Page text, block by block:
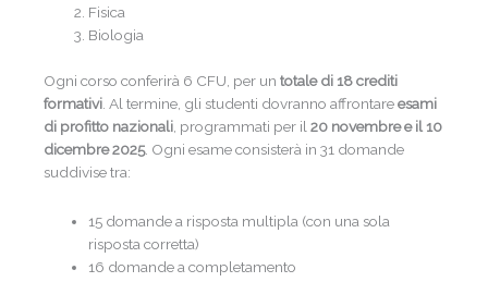
Fisica
Biologia
Ogni corso conferirà 6 CFU, per un totale di 18 crediti
formativi . Al termine, gli studenti dovranno affrontareesami
di profitto nazionali , programmati per il 20 novembre e il 10
dicembre 2025. Ogni esame consisterà in 31 domande
suddivise tra:
15 domande a risposta multipla (con una sola
risposta corretta)
16 domande a completamento